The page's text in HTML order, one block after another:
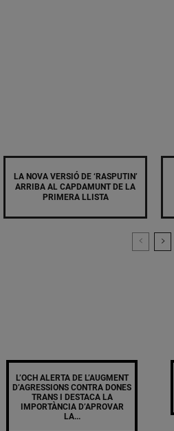
LA NOVA VERSIÓ DE ‘RASPUTIN’
ARRIBA AL CAPDAMUNT DE LA
PRIMERA LLISTA
L’OCH ALERTA DE L’AUGMENT
D’AGRESSIONS CONTRA DONES
TRANS I DESTACA LA
IMPORTÀNCIA D’APROVAR
LA...